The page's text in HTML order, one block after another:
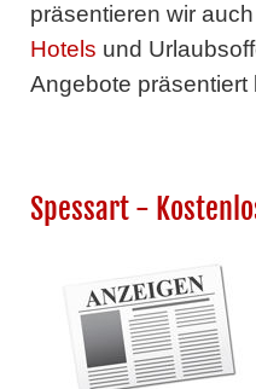
präsentieren wir auch
Hotels und
Angebote präsentiert
Spessart -